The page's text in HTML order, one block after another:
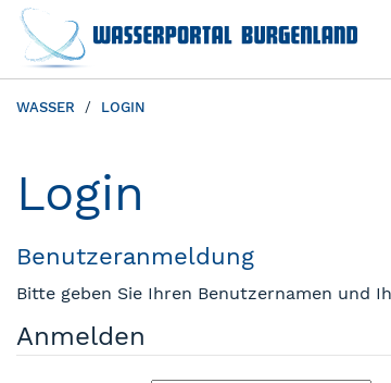
WASSER LOGIN
Login
Benutzeranmeldung
Bitte geben Sie Ihren Benutzernamen und
Anmelden